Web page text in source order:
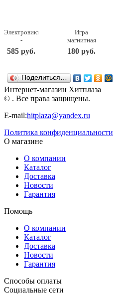
Электровикторина
-
Английский
язык 03665
королевство
585 руб.
Игра
магнитная
развивающая.
Играем в
(европодвес,
2х10шт)
Десятое
королевство
(01942)
180 руб.
Поделиться…
Интернет-магазин Хитплаза
© . Все права защищены.
E-mail:hitplaza@yandex.ru
Политика конфиденциальности
О магазине
О компании
Каталог
Доставка
Новости
Гарантия
Помощь
О компании
Каталог
Доставка
Новости
Гарантия
Способы оплаты
Социальные сети